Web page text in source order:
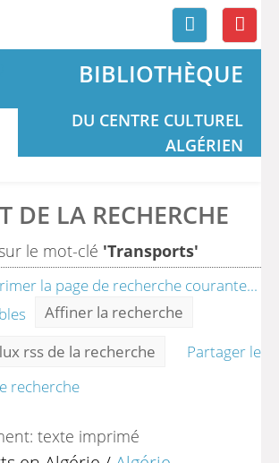
BIBLIOTHÈQUE
DU CENTRE CULTUREL
ALGÉRIEN
DE LA RECHERCHE
le mot-clé 'Transports'
Affiner la recherche
rss de la recherche
Partager le
recherche